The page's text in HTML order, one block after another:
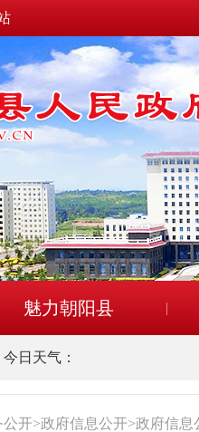
魅力朝阳县
日天气：
公开>政府信息公开>政府信息